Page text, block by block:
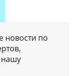
новости по
нашу